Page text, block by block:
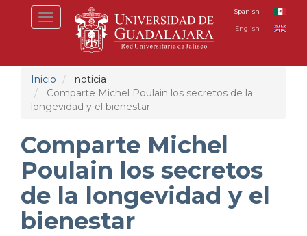
Toggle
navigation
Spanish
English
Inicio
noticia
Comparte Michel Poulain los secretos de la
longevidad y el bienestar
Comparte Michel
Poulain los secretos
de la longevidad y el
bienestar